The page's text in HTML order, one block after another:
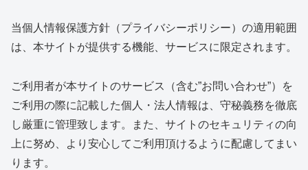
当個人情報保護方針（プライバシーポリシー）の適用範囲
は、本サイトが提供する機能、サービスに限定されます。
ご利用者が本サイトのサービス（含む”お問い合わせ”）を
ご利用の際に記載した個人・法人情報は、守秘義務を徹底
し厳重に管理致します。また、サイトのセキュリティの向
上に努め、より安心してご利用頂けるように配慮してまい
ります。